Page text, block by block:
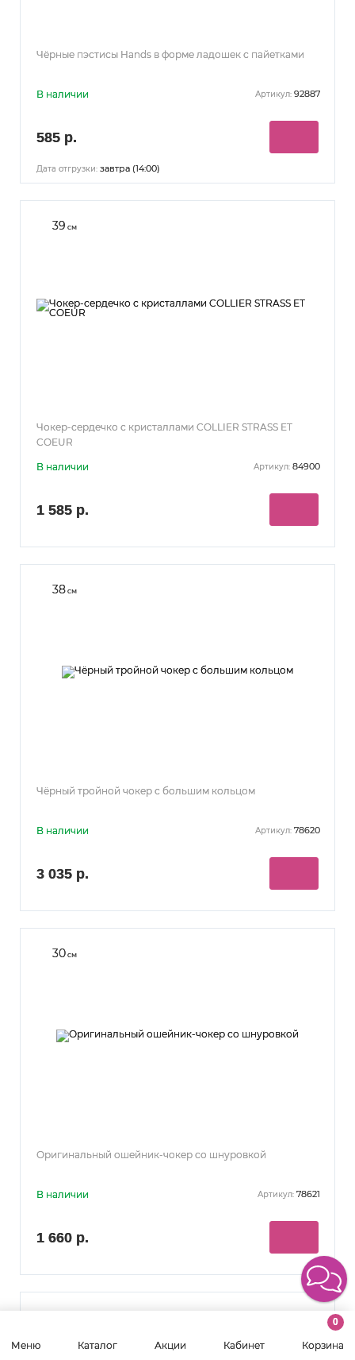
Меню Каталог Акции Кабинет
0
Корзина
Чёрные пэстисы Hands в форме ладошек с пайетками
В наличии Артикул: 92887
585 р.
Дата отгрузки: завтра (14:00)
39 см
Чокер-сердечко с кристаллами COLLIER STRASS ET
COEUR
В наличии Артикул: 84900
1 585 р.
38см
Чёрный тройной чокер с большим кольцом
В наличии Артикул: 78620
3 035 р.
30см
Оригинальный ошейник-чокер со шнуровкой
В наличии Артикул: 78621
1 660 р.